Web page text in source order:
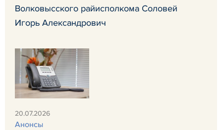
Волковысского райисполкома Соловей
Игорь Александрович
20.07.2026
Анонсы